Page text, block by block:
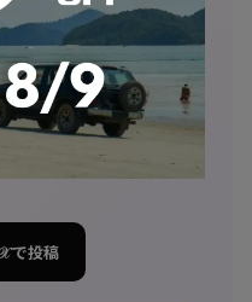
参考になります。
バー #シートカバー
で投稿